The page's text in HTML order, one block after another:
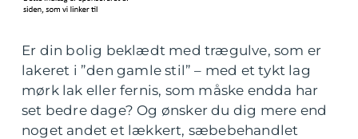
Er din bolig beklædt med trægulve, som er
lakeret i ”den gamle stil” – med et tykt lag
mørk lak eller fernis, som måske endda har
set bedre dage? Og ønsker du dig mere end
noget andet et lækkert, sæbebehandlet